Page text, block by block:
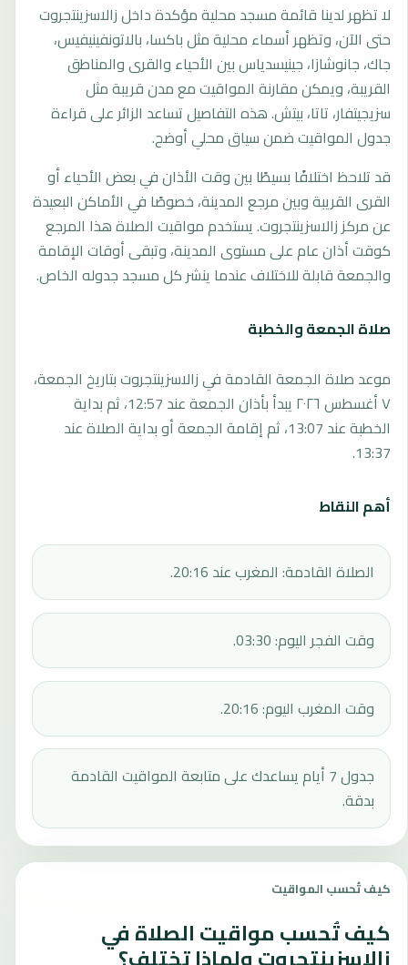
لا تظهر لدينا قائمة مسجد محلية مؤكدة داخل زالاسزينتجروت
حتى الآن، وتظهر أسماء محلية مثل باكسا، بالاتونفينيفيس،
جاك، جانوشازا، جينيسدياس بين الأحياء والقرى والمناطق
القريبة، ويمكن مقارنة المواقيت مع مدن قريبة مثل
سزيجيتفار، تاتا، بيتش. هذه التفاصيل تساعد الزائر على قراءة
جدول المواقيت ضمن سياق محلي أوضح.
قد تلاحظ اختلافًا بسيطًا بين وقت الأذان في بعض الأحياء أو
القرى القريبة وبين مرجع المدينة، خصوصًا في الأماكن البعيدة
عن مركز زالاسزينتجروت. يستخدم مواقيت الصلاة هذا المرجع
كوقت أذان عام على مستوى المدينة، وتبقى أوقات الإقامة
والجمعة قابلة للاختلاف عندما ينشر كل مسجد جدوله الخاص.
صلاة الجمعة والخطبة
موعد صلاة الجمعة القادمة في زالاسزينتجروت بتاريخ الجمعة،
٧ أغسطس ٢٠٢٦ يبدأ بأذان الجمعة عند 12:57، ثم بداية
الخطبة عند 13:07، ثم إقامة الجمعة أو بداية الصلاة عند
13:37.
أهم النقاط
الصلاة القادمة: المغرب عند 20:16.
وقت الفجر اليوم: 03:30.
وقت المغرب اليوم: 20:16.
جدول 7 أيام يساعدك على متابعة المواقيت القادمة
بدقة.
كيف تُحسب المواقيت
كيف تُحسب مواقيت الصلاة في